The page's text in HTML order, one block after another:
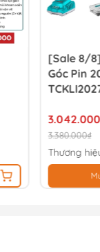
[Sale 8/
Góc Pin
3.380.000₫
Thương